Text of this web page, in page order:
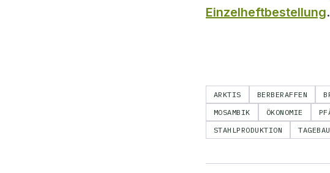
Einzelheftbestellung.
ARKTIS BERBERAFFEN
MOSAMBIK
ÖKONOMIE
STAHLPRODUKTION
TAGEBAU